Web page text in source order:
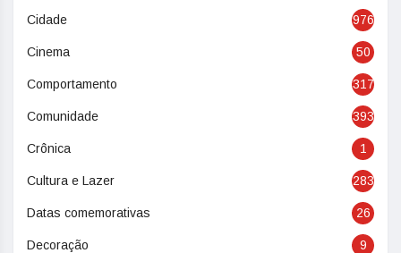
Cidade 976
Cinema 50
Comportamento 317
Comunidade 393
Crônica 1
Cultura e Lazer 283
Datas comemorativas 26
Decoração 9